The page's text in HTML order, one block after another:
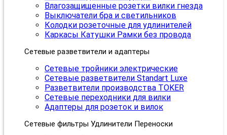
Влагозащищенные розетки вилки гнезда
Выключатели бра и светильников
Колодки розеточные для удлинителей
Каркасы Катушки Рамки без провода
Сетевые разветвители и адаптеры
Сетевые тройники электрические
Сетевые разветвители Standart Luxe
Разветвители производства TOKER
Сетевые переходники для вилки
Адаптеры для розеток и вилок
Сетевые фильтры Удлинители Переноски